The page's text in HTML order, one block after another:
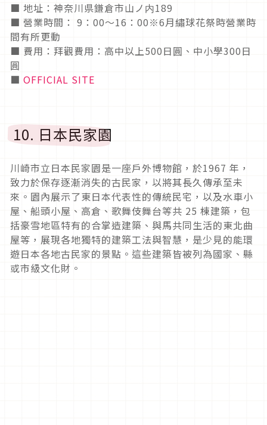
■ 地址：神奈川県鎌倉市山ノ内189
■ 營業時間： 9：00〜16：00※6月繡球花祭時營業時
間有所更動
■ 費用：拜觀費用：高中以上500日圓、中小學300日
圓
■ OFFICIAL SITE
10. 日本民家園
川崎市立日本民家園是一座戶外博物館，於1967 年，
致力於保存逐漸消失的古民家，以將其長久傳承至未
來。園內展示了東日本代表性的傳統民宅，以及水車小
屋、船頭小屋、高倉、歌舞伎舞台等共 25 棟建築，包
括豪雪地區特有的合掌造建築、與馬共同生活的東北曲
屋等，展現各地獨特的建築工法與智慧，是少見的能環
遊日本各地古民家的景點。這些建築皆被列為國家、縣
或市級文化財。